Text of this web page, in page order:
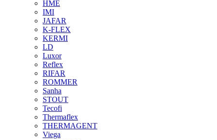
HME
IMI
JAFAR
K-FLEX
KERMI
LD
Luxor
Reflex
RIFAR
ROMMER
Sanha
STOUT
Tecofi
Thermaflex
THERMAGENT
Viega